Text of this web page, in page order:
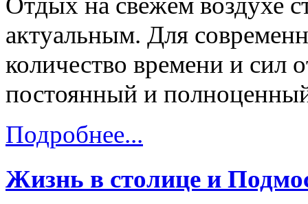
актуальным. Для
количество времени и сил
постоянный и
Подробнее...
Жизнь в столице и